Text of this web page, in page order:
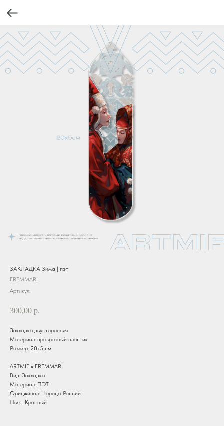
ЗАКЛАДКА Зима | пэт
EREMMARI
Артикул:
300,00 р.
Закладка двусторонняя
Материал: прозрачный пластик
Размер: 20х5 см
ARTMIF х EREMMARI
Вид: Закладка
Материал: ПЭТ
Ориджинал: Народы России
Цвет: Красный